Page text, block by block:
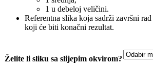
1 u debeloj veličini.
Referentna slika koja sadrži završni
koji će biti konačni rezultat.
Želite li sliku sa slijepim okvirom?